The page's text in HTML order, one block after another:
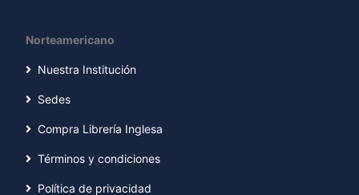
Norteamericano
Nuestra Institución
Sedes
Compra Librería Inglesa
Términos y condiciones
Política de privacidad